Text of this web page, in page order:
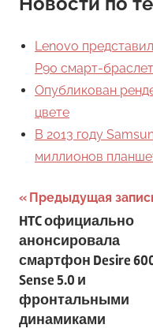
Lenovo
P90 смарт-
Опубликован
цвете
В 2013 году
миллионов
Навигация
по
записям
Предыдущая
HTC официально
анонсировала
смартфон Desire
Sense 5.0 и
фронтальными
динамиками